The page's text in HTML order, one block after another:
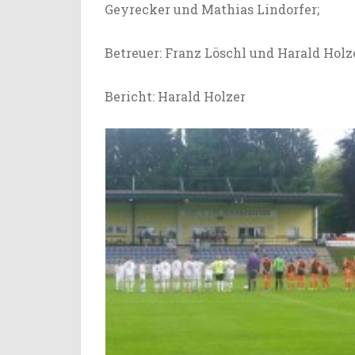
Geyrecker und Mathias Lindorfer;
Betreuer: Franz Löschl und Harald
Bericht: Harald Holzer